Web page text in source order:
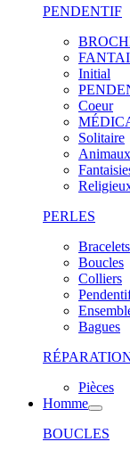
PENDENTIF
Initial
Coeur
Solitaire
Animaux
PERLES
Bracelets
Boucles
Colliers
Bagues
Pièces
Homme
BOUCLES